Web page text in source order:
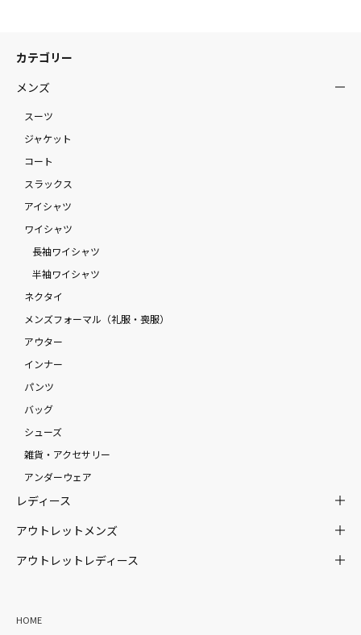
カテゴリー
メンズ
スーツ
ジャケット
コート
スラックス
アイシャツ
ワイシャツ
長袖ワイシャツ
半袖ワイシャツ
ネクタイ
メンズフォーマル（礼服・喪服）
アウター
インナー
パンツ
バッグ
シューズ
雑貨・アクセサリー
アンダーウェア
レディース
アウトレットメンズ
アウトレットレディース
HOME